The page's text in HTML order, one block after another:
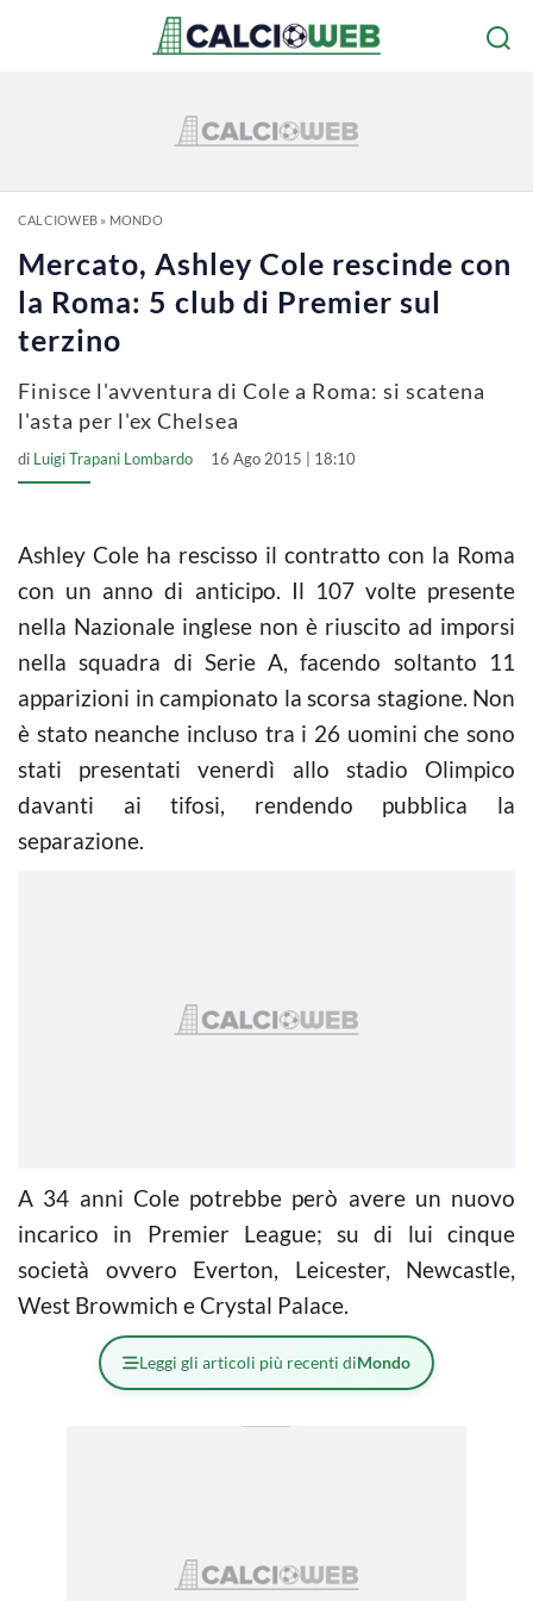
CALCIOWEB» MONDO
Mercato, Ashley Cole rescinde con
la Roma: 5 club di Premier sul
terzino
Finisce l'avventura di Cole a Roma: si scatena
l'asta per l'ex Chelsea
di Luigi Trapani Lombardo 16 Ago 2015 | 18:10
Ashley Cole ha rescisso il contratto con la Roma
con un anno di anticipo. Il 107 volte presente
nella Nazionale inglese non è riuscito ad imporsi
nella squadra di Serie A, facendo soltanto 11
apparizioni in campionato la scorsa stagione. Non
è stato neanche incluso tra i 26 uomini che sono
stati presentati venerdì allo stadio Olimpico
davanti ai tifosi, rendendo pubblica la
separazione.
A 34 anni Cole potrebbe però avere un nuovo
incarico in Premier League; su di lui cinque
società ovvero Everton, Leicester, Newcastle,
West Browmich e Crystal Palace.
Leggi gli articoli più recenti diMondo